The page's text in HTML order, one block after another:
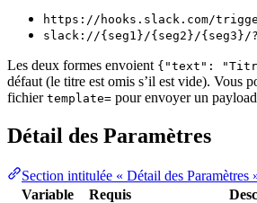
https://hooks.slack.com/
slack://{seg1}/{seg2}/{seg3}/
Les deux formes envoient {"text":
défaut (le titre est omis s’il est vide). Vous
fichier template= pour envoyer un
Détail des Paramètres
Section intitulée « Détail des Paramètres
Variable
Requis